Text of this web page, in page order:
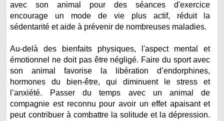
avec son animal pour des séances d'exercice
encourage un mode de vie plus actif, réduit la
sédentarité et aide à prévenir de nombreuses maladies.
Au-delà des bienfaits physiques, l'aspect mental et
émotionnel ne doit pas être négligé. Faire du sport avec
son animal favorise la libération d’endorphines,
hormones du bien-être, qui diminuent le stress et
l’anxiété. Passer du temps avec un animal de
compagnie est reconnu pour avoir un effet apaisant et
peut contribuer à combattre la solitude et la dépression.